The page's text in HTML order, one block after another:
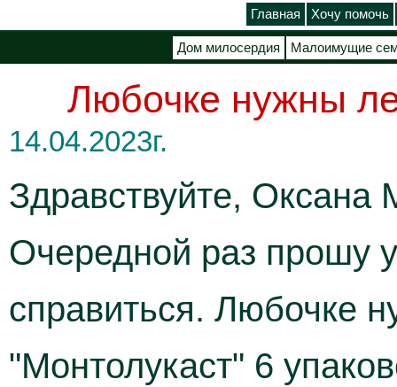
Главная Хочу помочь
Дом милосердия Малоимущие
Любочке нужны
14.04.2023г.
Здравствуйте,
Очередной раз прошу
справиться. Любочке
"Монтолукаст" 6